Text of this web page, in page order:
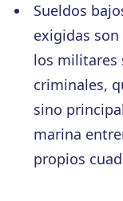
Sueldos
exigidas
los militares
criminales,
sino
marina
propios